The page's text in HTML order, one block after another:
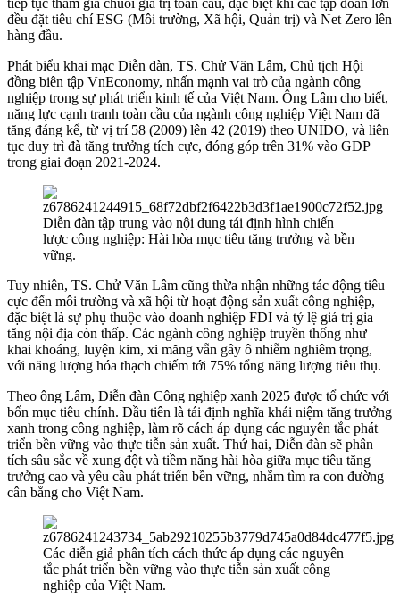
tiếp tục tham gia chuỗi giá trị toàn cầu, đặc biệt khi các tập đoàn lớn
đều đặt tiêu chí ESG (Môi trường, Xã hội, Quản trị) và Net Zero lên
hàng đầu.
Phát biểu khai mạc Diễn đàn, TS. Chử Văn Lâm, Chủ tịch Hội
đồng biên tập VnEconomy, nhấn mạnh vai trò của ngành công
nghiệp trong sự phát triển kinh tế của Việt Nam. Ông Lâm cho biết,
năng lực cạnh tranh toàn cầu của ngành công nghiệp Việt Nam đã
tăng đáng kể, từ vị trí 58 (2009) lên 42 (2019) theo UNIDO, và liên
tục duy trì đà tăng trưởng tích cực, đóng góp trên 31% vào GDP
trong giai đoạn 2021-2024.
Diễn đàn tập trung vào nội dung tái định hình chiến
lược công nghiệp: Hài hòa mục tiêu tăng trưởng và bền
vững.
Tuy nhiên, TS. Chử Văn Lâm cũng thừa nhận những tác động tiêu
cực đến môi trường và xã hội từ hoạt động sản xuất công nghiệp,
đặc biệt là sự phụ thuộc vào doanh nghiệp FDI và tỷ lệ giá trị gia
tăng nội địa còn thấp. Các ngành công nghiệp truyền thống như
khai khoáng, luyện kim, xi măng vẫn gây ô nhiễm nghiêm trọng,
với năng lượng hóa thạch chiếm tới 75% tổng năng lượng tiêu thụ.
Theo ông Lâm, Diễn đàn Công nghiệp xanh 2025 được tổ chức với
bốn mục tiêu chính. Đầu tiên là tái định nghĩa khái niệm tăng trưởng
xanh trong công nghiệp, làm rõ cách áp dụng các nguyên tắc phát
triển bền vững vào thực tiễn sản xuất. Thứ hai, Diễn đàn sẽ phân
tích sâu sắc về xung đột và tiềm năng hài hòa giữa mục tiêu tăng
trưởng cao và yêu cầu phát triển bền vững, nhằm tìm ra con đường
cân bằng cho Việt Nam.
Các diễn giả phân tích cách thức áp dụng các nguyên
tắc phát triển bền vững vào thực tiễn sản xuất công
nghiệp của Việt Nam.